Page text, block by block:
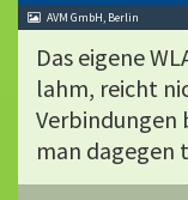
AVM GmbH, Berlin
Das eigene
lahm, reicht
Verbindungen
man dagegen